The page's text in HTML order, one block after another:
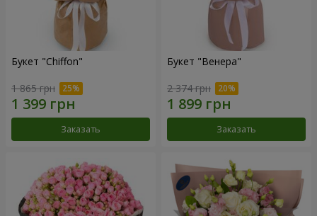
Букет "Chiffon"
1 865 грн
Заказать
Букет "Венера"
2 374 грн
Заказать